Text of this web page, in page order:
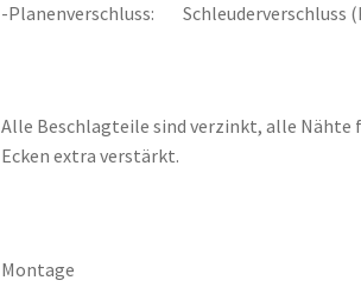
-Planenverschluss: Schleuderverschluss
Alle Beschlagteile sind verzinkt, alle Nähte
Ecken extra verstärkt.
Montage